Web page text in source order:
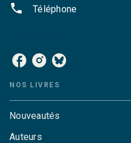
phone Téléphone
NOS LIVRES
Nouveautés
Auteurs